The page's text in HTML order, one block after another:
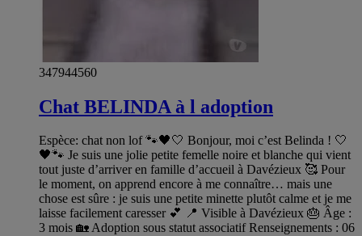
347944560
Chat BELINDA à l adoption
Espèce: chat non lof 🐾🖤🤍 Bonjour, moi c’est Belinda ! 🤍
🖤🐾 Je suis une jolie petite femelle noire et blanche qui vient
tout juste d’arriver en famille d’accueil à Davézieux 🥰 Pour
le moment, on apprend encore à me connaître… mais une
chose est sûre : je suis une petite minette plutôt calme et je me
laisse facilement caresser 💕 📍 Visible à Davézieux 🎂 Âge :
3 mois 🏡 Adoption sous statut associatif Renseignements : 06